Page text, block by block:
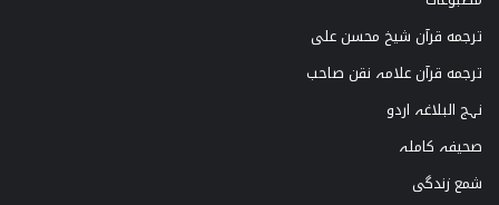
ترجمه قرآن شیخ محسن علی
ترجمه قرآن علامہ نقن صاحب
نہج البلاغہ اردو
صحیفہ کاملہ
شمع زندگی